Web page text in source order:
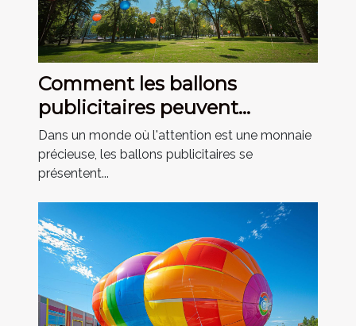
Comment les ballons
publicitaires peuvent
dynamiser votre marketing
Dans un monde où l'attention est une monnaie
précieuse, les ballons publicitaires se
présentent...